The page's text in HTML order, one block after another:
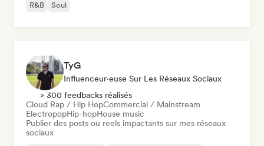
R&B
Soul
TyG
Influenceur·euse Sur Les Réseaux Sociaux
> 300 feedbacks réalisés
Cloud Rap / Hip HopCommercial / Mainstream
ElectropopHip-hopHouse music
Publier des posts ou reels impactants sur mes réseaux
sociaux